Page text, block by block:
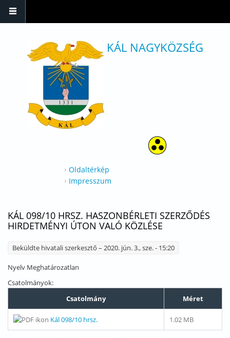
KÁL NAGYKÖZSÉG
Oldaltérkép
Impresszum
KÁL 098/10 HRSZ. HASZONBÉRLETI SZERZŐDÉS
HIRDETMÉNYI ÚTON VALÓ KÖZLÉSE
Beküldte hivatali szerkesztő – 2020. jún. 3., sze. - 15:20
Nyelv Meghatározatlan
Csatolmányok:
Csatolmány
Méret
Kál 098/10 hrsz. 1.02 MB